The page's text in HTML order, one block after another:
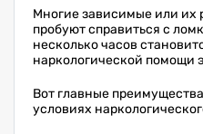
Многие зависимые или их
пробуют справиться с
несколько часов
наркологической помощи
Вот главные
условиях